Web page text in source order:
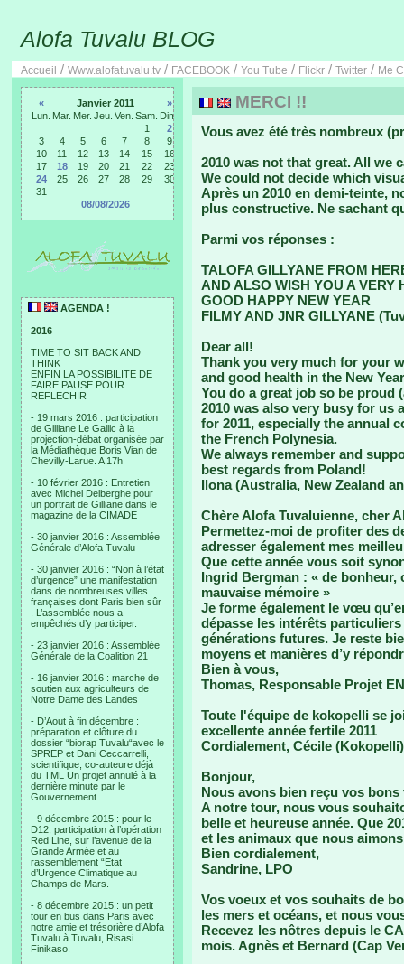
Alofa Tuvalu BLOG
Accueil / Www.alofatuvalu.tv / FACEBOOK / You Tube / Flickr / Twitter / Me
« Janvier 2011
»
Lun. Mar. Mer. Jeu. Ven. Sam. Dim.
1
2
3
4 5 6 7 8
9
10
11 12 13 14 15
16
17
18 19 20 21 22
23
24
25 26 27 28 29
30
31
08/08/2026
AGENDA !
2016
TIME TO SIT BACK AND
THINK
ENFIN LA POSSIBILITE DE
FAIRE PAUSE POUR
REFLECHIR
- 19 mars 2016 : participation
de Gilliane Le Gallic à la
projection-débat organisée par
la Médiathèque Boris Vian de
Chevilly-Larue. A 17h
- 10 février 2016 : Entretien
avec Michel Delberghe pour
un portrait de Gilliane dans le
magazine de la CIMADE
- 30 janvier 2016 : Assemblée
Générale d’Alofa Tuvalu
- 30 janvier 2016 : “Non à l’état
d’urgence” une manifestation
dans de nombreuses villes
françaises dont Paris bien sûr
. L’assemblée nous a
empêchés d’y participer.
- 23 janvier 2016 : Assemblée
Générale de la Coalition 21
- 16 janvier 2016 : marche de
soutien aux agriculteurs de
Notre Dame des Landes
- D’Aout à fin décembre :
préparation et clôture du
dossier “biorap Tuvalu“avec le
SPREP et Dani Ceccarrelli,
scientifique, co-auteure déjà
du TML Un projet annulé à la
dernière minute par le
Gouvernement.
- 9 décembre 2015 : pour le
D12, participation à l’opération
Red Line, sur l’avenue de la
Grande Armée et au
rassemblement “Etat
d’Urgence Climatique au
Champs de Mars.
- 8 décembre 2015 : un petit
tour en bus dans Paris avec
notre amie et trésorière d’Alofa
Tuvalu à Tuvalu, Risasi
Finikaso.
MERCI !!
Vous avez été très nombreux
2010 was not that great. All we
We could not decide which
Après un 2010 en demi-teinte,
plus constructive. Ne sachant
Parmi vos réponses :
TALOFA GILLYANE FROM
AND ALSO WISH YOU A VERY
GOOD HAPPY NEW YEAR
FILMY AND JNR GILLYANE
Dear all!
Thank you very much for your
and good health in the New
You do a great job so be proud
2010 was also very busy for us
for 2011, especially the annual
the French Polynesia.
We always remember and
best regards from Poland!
Ilona (Australia, New Zealand
Chère Alofa Tuvaluienne, cher
Permettez-moi de profiter des
adresser également mes
Que cette année vous soit
Ingrid Bergman : « de bonheur,
mauvaise mémoire »
Je forme également le vœu
dépasse les intérêts
générations futures. Je reste
moyens et manières d’y
Bien à vous,
Thomas, Responsable Projet
Toute l'équipe de kokopelli se
excellente année fertile 2011
Cordialement, Cécile (Kokopelli)
Bonjour,
Nous avons bien reçu vos
A notre tour, nous vous
belle et heureuse année. Que
et les animaux que nous
Bien cordialement,
Sandrine, LPO
Vos voeux et vos souhaits de
les mers et océans, et nous
Recevez les nôtres depuis le
mois. Agnès et Bernard (Cap